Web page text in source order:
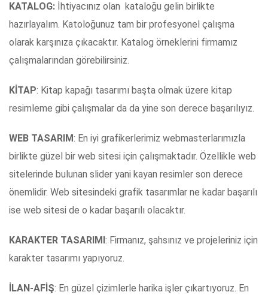
KATALOG: İhtiyacınız olan kataloğu gelin birlikte
hazırlayalım. Katoloğunuz tam bir profesyonel çalışma
olarak karşınıza çıkacaktır. Katalog örneklerini firmamız
çalışmalarından görebilirsiniz.
KİTAP: Kitap kapağı tasarımı başta olmak üzere kitap
resimleme gibi çalışmalar da da yine son derece başarılıyız.
WEB TASARIM: En iyi grafikerlerimiz webmasterlarımızla
birlikte güzel bir web sitesi için çalışmaktadır. Özellikle web
sitelerinde bulunan slider yani kayan resimler son derece
önemlidir. Web sitesindeki grafik tasarımlar ne kadar başarılı
ise web sitesi de o kadar başarılı olacaktır.
KARAKTER TASARIMI: Firmanız, şahsınız ve projeleriniz için
karakter tasarımı yapıyoruz.
İLAN-AFİŞ: En güzel çizimlerle harika işler çıkartıyoruz. En